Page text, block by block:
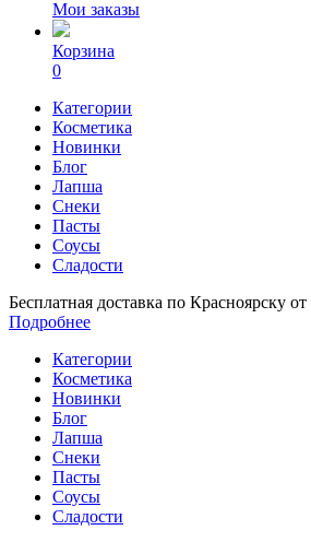
Мои заказы
Корзина
0
Категории
Косметика
Новинки
Блог
Лапша
Снеки
Пасты
Соусы
Сладости
Бесплатная доставка по Красноярску
Подробнее
Категории
Косметика
Новинки
Блог
Лапша
Снеки
Пасты
Соусы
Сладости